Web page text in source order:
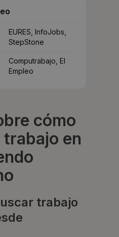
EURES, InfoJobs,
StepStone
Computrabajo, El
Empleo
cómo
en
trabajo